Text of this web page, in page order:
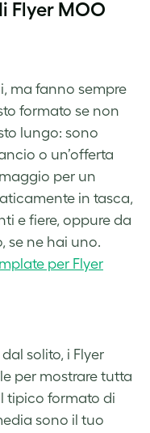
Flyer MOO
ma fanno sempre
formato se non
lungo: sono
o un’offerta
per un
in tasca,
e fiere, oppure da
se ne hai uno.
per Flyer
solito, i Flyer
per mostrare tutta
tipico formato di
sono il tuo